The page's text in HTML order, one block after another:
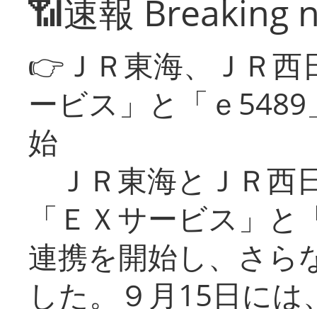
📶速報 Breaking
👉ＪＲ東海、ＪＲ
ービス」と「ｅ
始
ＪＲ東海とＪＲ西
「ＥＸサービス」
連携を開始し、さら
した。９月15日に